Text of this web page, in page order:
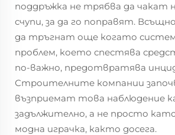
поддръжка не трябва да чакат
счупи, за да го поправят.
да тръгнат още когато
проблем, което спестява
по-важно, предотвратява
Строителните компании
възприемат това наблюдение
задължително, а не просто
модна играчка, както досега.